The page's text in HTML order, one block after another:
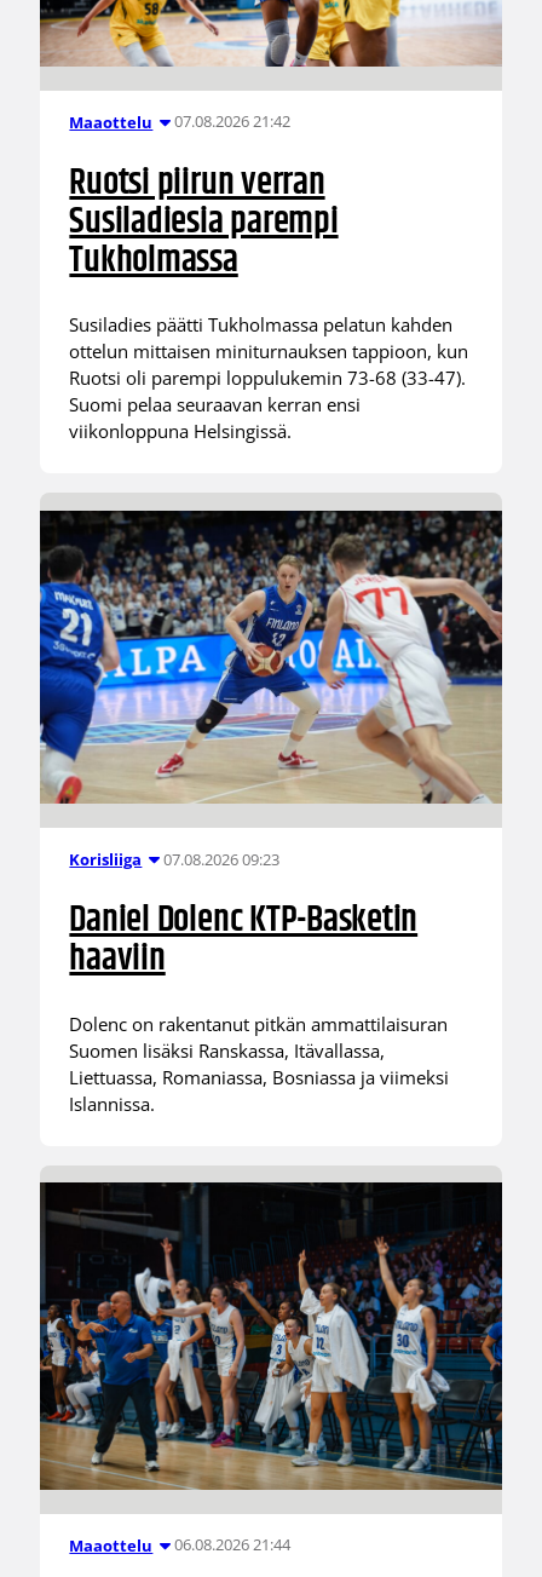
Maaottelu 07.08.2026 21:42
Ruotsi piirun verran
Susiladiesia parempi
Tukholmassa
Susiladies päätti Tukholmassa pelatun kahden
ottelun mittaisen miniturnauksen tappioon, kun
Ruotsi oli parempi loppulukemin 73-68 (33-47).
Suomi pelaa seuraavan kerran ensi
viikonloppuna Helsingissä.
Korisliiga 07.08.2026 09:23
Daniel Dolenc KTP-Basketin
haaviin
Dolenc on rakentanut pitkän ammattilaisuran
Suomen lisäksi Ranskassa, Itävallassa,
Liettuassa, Romaniassa, Bosniassa ja viimeksi
Islannissa.
Maaottelu 06.08.2026 21:44